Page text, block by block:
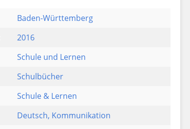
Baden-Württemberg
2016
Schule und Lernen
Schulbücher
Schule & Lernen
Deutsch, Kommunikation